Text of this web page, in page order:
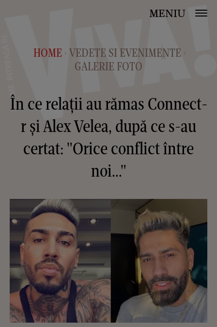
MENIU
HOME > VEDETE SI EVENIMENTE >
GALERIE FOTO
În ce relații au rămas Connect-
r și Alex Velea, după ce s-au
certat: "Orice conflict între
noi..."